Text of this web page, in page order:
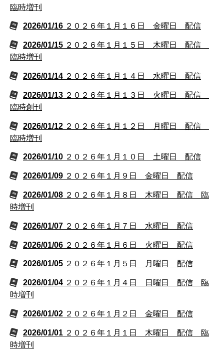
臨時増刊
2026/01/16 ２０２６年１月１６日 金曜日 配信
2026/01/15 ２０２６年１月１５日 木曜日 配信
臨時増刊
2026/01/14 ２０２６年１月１４日 水曜日 配信
2026/01/13 ２０２６年１月１３日 火曜日 配信
臨時創刊
2026/01/12 ２０２６年１月１２日 月曜日 配信
臨時増刊
2026/01/10 ２０２６年１月１０日 土曜日 配信
2026/01/09 ２０２６年１月９日 金曜日 配信
2026/01/08 ２０２６年１月８日 木曜日 配信 臨
時増刊
2026/01/07 ２０２６年１月７日 水曜日 配信
2026/01/06 ２０２６年１月６日 火曜日 配信
2026/01/05 ２０２６年１月５日 月曜日 配信
2026/01/04 ２０２６年１月４日 日曜日 配信 臨
時増刊
2026/01/02 ２０２６年１月２日 金曜日 配信
2026/01/01 ２０２６年１月１日 木曜日 配信 臨
時増刊